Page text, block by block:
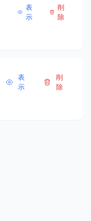
表
示
削
除
表
示
削
除